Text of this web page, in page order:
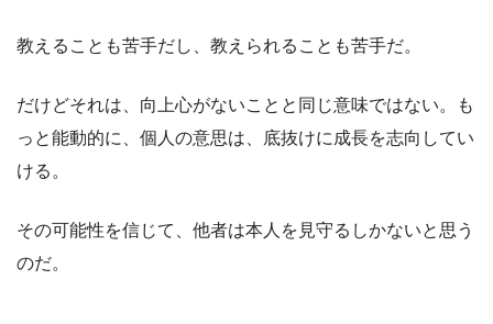
教えることも苦手だし、教えられることも苦手だ。
だけどそれは、向上心がないことと同じ意味ではない。も
っと能動的に、個人の意思は、底抜けに成長を志向してい
ける。
その可能性を信じて、他者は本人を見守るしかないと思う
のだ。